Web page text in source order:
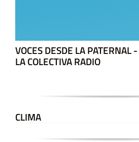
VOCES DESDE LA PATERNAL
LA COLECTIVA RADIO
CLIMA